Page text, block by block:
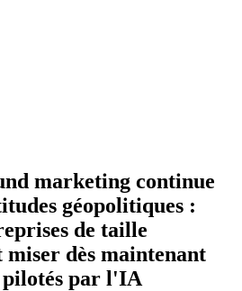
marketing continue
géopolitiques :
de taille
miser dès maintenant
pilotés par l'IA